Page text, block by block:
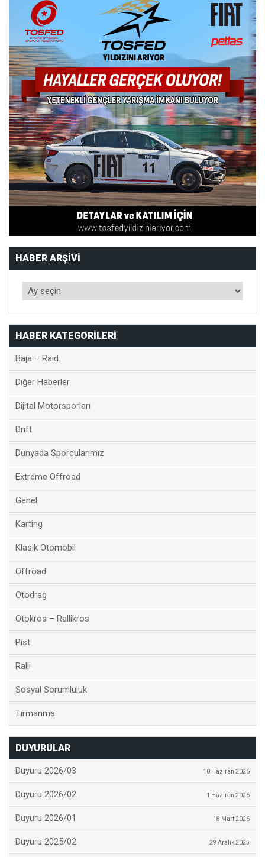
HABER ARŞIVI
HABER KATEGORILERI
Baja – Raid
Diğer Haberler
Dijital Motorsporları
Drift
Dünyada Sporcularımız
Extreme Offroad
Genel
Karting
Klasik Otomobil
Offroad
Otodrag
Otokros – Rallikros
Pist
Ralli
Sosyal Sorumluluk
Tırmanma
DUYURULAR
Duyuru 2026/03 10 Haziran 2026
Duyuru 2026/02 1 Haziran 2026
Duyuru 2026/01 18 Mart 2026
Duyuru 2025/02 29 Aralık 2025